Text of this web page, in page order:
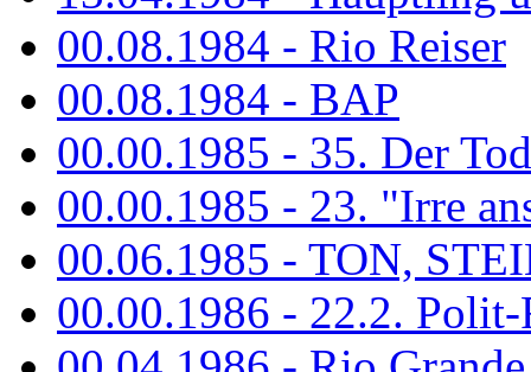
00.08.1984 - Rio Reiser
00.08.1984 - BAP
00.00.1985 - 35. Der
00.00.1985 - 23. "Irre
00.06.1985 - TON,
00.00.1986 - 22.2.